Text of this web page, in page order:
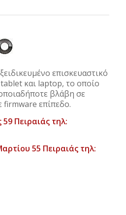
επισκευαστικό
και laptop, το οποίο
βλάβη σε
firmware επίπεδο.
Πειραιάς τηλ:
55 Πειραιάς τηλ: